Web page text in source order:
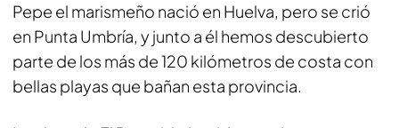
Pepe el marismeño nació en Huelva, pero se crió
en Punta Umbría, y junto a él hemos descubierto
parte de los más de 120 kilómetros de costa con
bellas playas que bañan esta provincia.